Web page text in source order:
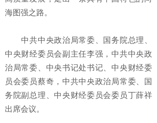
海图强之路。
中共中央政治局常委、国务院总理、
中央财经委员会副主任李强，中共中央政
治局常委、中央书记处书记、中央财经委
员会委员蔡奇，中共中央政治局常委、国
务院副总理、中央财经委员会委员丁薛祥
出席会议。